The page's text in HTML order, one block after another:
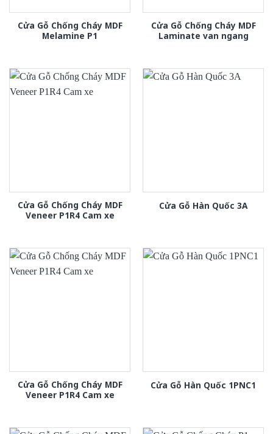
Cửa Gỗ Chống Cháy MDF
Melamine P1
Cửa Gỗ Chống Cháy MDF
Laminate van ngang
Cửa Gỗ Chống Cháy MDF
Veneer P1R4 Cam xe
Cửa Gỗ Hàn Quốc 3A
Cửa Gỗ Chống Cháy MDF
Veneer P1R4 Cam xe
Cửa Gỗ Hàn Quốc 1PNC1